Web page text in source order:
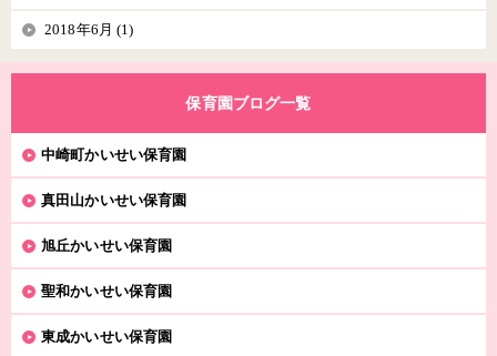
2018年6月 (1)
保育園ブログ一覧
中崎町かいせい保育園
真田山かいせい保育園
旭丘かいせい保育園
聖和かいせい保育園
東成かいせい保育園